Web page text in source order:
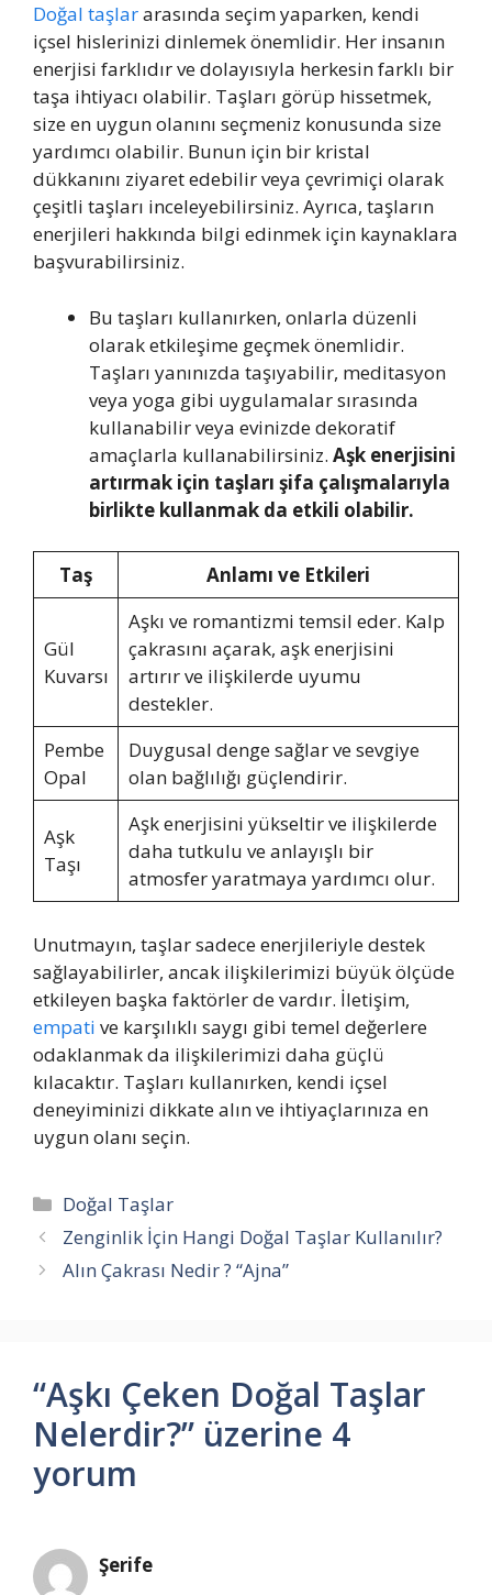
Doğal taşlararasında seçim yaparken, kendi
içsel hislerinizi dinlemek önemlidir. Her insanın
enerjisi farklıdır ve dolayısıyla herkesin farklı bir
taşa ihtiyacı olabilir. Taşları görüp hissetmek,
size en uygun olanını seçmeniz konusunda size
yardımcı olabilir. Bunun için bir kristal
dükkanını ziyaret edebilir veya çevrimiçi olarak
çeşitli taşları inceleyebilirsiniz. Ayrıca, taşların
enerjileri hakkında bilgi edinmek için kaynaklara
başvurabilirsiniz.
Bu taşları kullanırken, onlarla düzenli
olarak etkileşime geçmek önemlidir.
Taşları yanınızda taşıyabilir, meditasyon
veya yoga gibi uygulamalar sırasında
kullanabilir veya evinizde dekoratif
amaçlarla kullanabilirsiniz. Aşk enerjisini
artırmak için taşları şifa çalışmalarıyla
birlikte kullanmak da etkili olabilir.
Taş Anlamı ve Etkileri
Gül
Kuvarsı
Aşkı ve romantizmi temsil eder. Kalp
çakrasını açarak, aşk enerjisini
artırır ve ilişkilerde uyumu
destekler.
Pembe
Opal
Duygusal denge sağlar ve sevgiye
olan bağlılığı güçlendirir.
Aşk
Taşı
Aşk enerjisini yükseltir ve ilişkilerde
daha tutkulu ve anlayışlı bir
atmosfer yaratmaya yardımcı olur.
Unutmayın, taşlar sadece enerjileriyle destek
sağlayabilirler, ancak ilişkilerimizi büyük ölçüde
etkileyen başka faktörler de vardır. İletişim,
empati ve karşılıklı saygı gibi temel değerlere
odaklanmak da ilişkilerimizi daha güçlü
kılacaktır. Taşları kullanırken, kendi içsel
deneyiminizi dikkate alın ve ihtiyaçlarınıza en
uygun olanı seçin.
Kategoriler
Doğal Taşlar
Zenginlik İçin Hangi Doğal Taşlar Kullanılır?
Alın Çakrası Nedir ? “Ajna”
“Aşkı Çeken Doğal Taşlar
Nelerdir?” üzerine 4
yorum
Şerife